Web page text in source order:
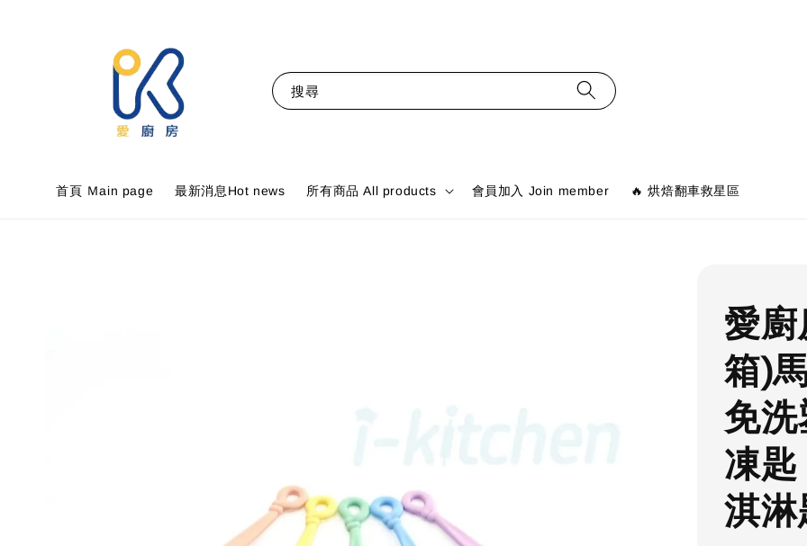
搜尋
首頁 Ｍain page 最新消息Hot news 所有商品 All products 會員加入 Join member 🔥 烘焙翻車救星區
愛廚
箱)
免洗
凍
淇淋